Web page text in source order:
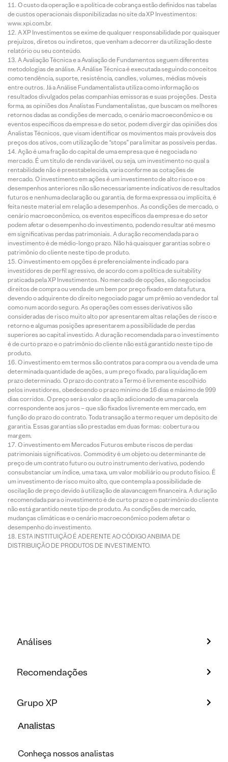
O custo da operação e a política de cobrança estão definidos nas tabelas
de custos operacionais disponibilizadas no site da XP Investimentos:
www.xpi.com.br.
A XP Investimentos se exime de qualquer responsabilidade por quaisquer
prejuízos, diretos ou indiretos, que venham a decorrer da utilização deste
relatório ou seu conteúdo.
A Avaliação Técnica e a Avaliação de Fundamentos seguem diferentes
metodologias de análise. A Análise Técnica é executada seguindo conceitos
como tendência, suporte, resistência, candles, volumes, médias móveis
entre outros. Já a Análise Fundamentalista utiliza como informação os
resultados divulgados pelas companhias emissoras e suas projeções. Desta
forma, as opiniões dos Analistas Fundamentalistas, que buscam os melhores
retornos dadas as condições de mercado, o cenário macroeconômico e os
eventos específicos da empresa e do setor, podem divergir das opiniões dos
Analistas Técnicos, que visam identificar os movimentos mais prováveis dos
preços dos ativos, com utilização de “stops” para limitar as possíveis perdas.
Ação é uma fração do capital de uma empresa que é negociada no
mercado. É um título de renda variável, ou seja, um investimento no qual a
rentabilidade não é preestabelecida, varia conforme as cotações de
mercado. O investimento em ações é um investimento de alto risco e os
desempenhos anteriores não são necessariamente indicativos de resultados
futuros e nenhuma declaração ou garantia, de forma expressa ou implícita, é
feita neste material em relação a desempenhos. As condições de mercado, o
cenário macroeconômico, os eventos específicos da empresa e do setor
podem afetar o desempenho do investimento, podendo resultar até mesmo
em significativas perdas patrimoniais. A duração recomendada para o
investimento é de médio-longo prazo. Não há quaisquer garantias sobre o
patrimônio do cliente neste tipo de produto.
O investimento em opções é preferencialmente indicado para
investidores de perfil agressivo, de acordo com a política de suitability
praticada pela XP Investimentos. No mercado de opções, são negociados
direitos de compra ou venda de um bem por preço fixado em data futura,
devendo o adquirente do direito negociado pagar um prêmio ao vendedor tal
como num acordo seguro. As operações com esses derivativos são
consideradas de risco muito alto por apresentarem altas relações de risco e
retorno e algumas posições apresentarem a possibilidade de perdas
superiores ao capital investido. A duração recomendada para o investimento
é de curto prazo e o patrimônio do cliente não está garantido neste tipo de
produto.
O investimento em termos são contratos para compra ou a venda de uma
determinada quantidade de ações, a um preço fixado, para liquidação em
prazo determinado. O prazo do contrato a Termo é livremente escolhido
pelos investidores, obedecendo o prazo mínimo de 16 dias e máximo de 999
dias corridos. O preço será o valor da ação adicionado de uma parcela
correspondente aos juros – que são fixados livremente em mercado, em
função do prazo do contrato. Toda transação a termo requer um depósito de
garantia. Essas garantias são prestadas em duas formas: cobertura ou
margem.
O investimento em Mercados Futuros embute riscos de perdas
patrimoniais significativos. Commodity é um objeto ou determinante de
preço de um contrato futuro ou outro instrumento derivativo, podendo
consubstanciar um índice, uma taxa, um valor mobiliário ou produto físico. É
um investimento de risco muito alto, que contempla a possibilidade de
oscilação de preço devido à utilização de alavancagem financeira. A duração
recomendada para o investimento é de curto prazo e o patrimônio do cliente
não está garantido neste tipo de produto. As condições de mercado,
mudanças climáticas e o cenário macroeconômico podem afetar o
desempenho do investimento.
ESTA INSTITUIÇÃO É ADERENTE AO CÓDIGO ANBIMA DE
DISTRIBUIÇÃO DE PRODUTOS DE INVESTIMENTO.
Análises
Recomendações
Grupo XP
Analistas
Conheça nossos analistas